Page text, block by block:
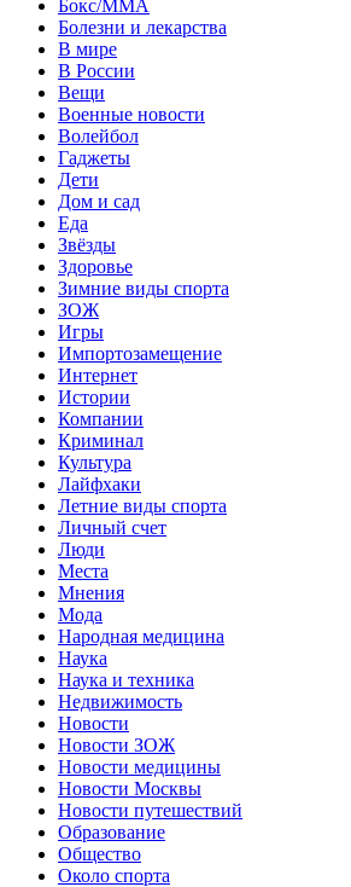
Бокс/MMA
Болезни и лекарства
В мире
В России
Вещи
Военные новости
Волейбол
Гаджеты
Дети
Дом и сад
Еда
Звёзды
Здоровье
Зимние виды спорта
ЗОЖ
Игры
Импортозамещение
Интернет
Истории
Компании
Криминал
Культура
Лайфхаки
Летние виды спорта
Личный счет
Люди
Места
Мнения
Мода
Народная медицина
Наука
Наука и техника
Недвижимость
Новости
Новости ЗОЖ
Новости медицины
Новости Москвы
Новости путешествий
Образование
Общество
Около спорта